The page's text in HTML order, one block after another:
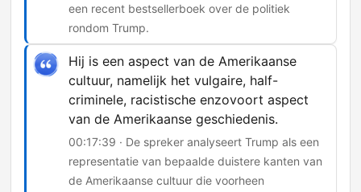
een recent bestsellerboek over de politiek
rondom Trump.
Hij is een aspect van de Amerikaanse
cultuur, namelijk het vulgaire, half-
criminele, racistische enzovoort aspect
van de Amerikaanse geschiedenis.
00:17:39 · De spreker analyseert Trump als een
representatie van bepaalde duistere kanten van
de Amerikaanse cultuur die voorheen